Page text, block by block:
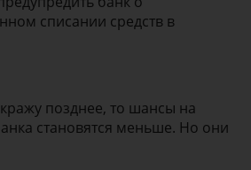
списании средств в
позднее, то шансы на
становятся меньше. Но они